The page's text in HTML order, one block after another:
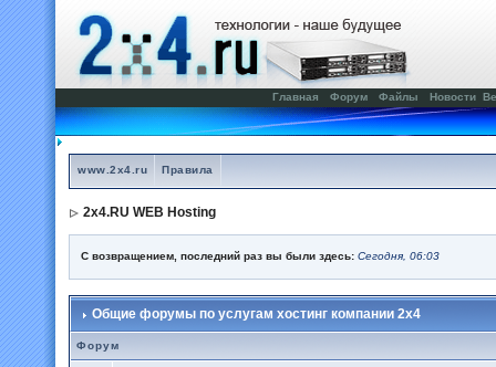
Главная Форум Файлы Новости
www.2x4.ru Правила
2x4.RU WEB Hosting
С возвращением, последний раз вы были здесь: Сегодня, 06:03
Общие форумы по услугам хостинг компании 2x4
Форум